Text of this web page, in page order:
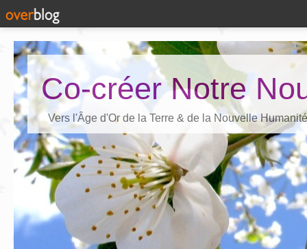
Co-créer Notre
Vers l'Âge d'Or de la Terre & de la Nouvelle Humanité